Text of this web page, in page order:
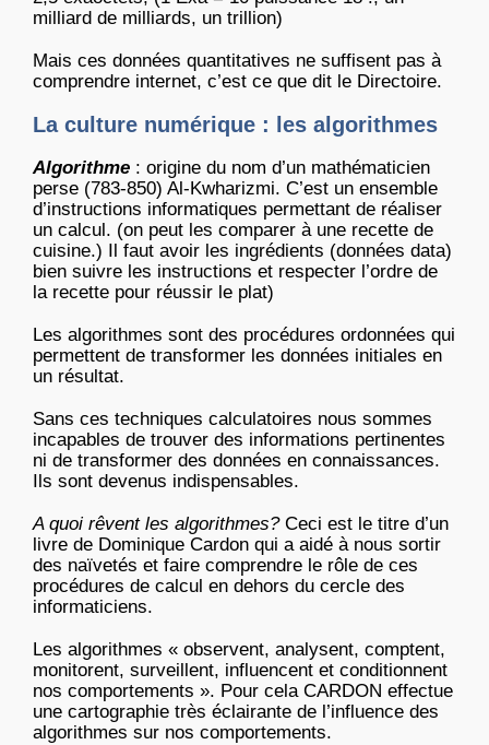
milliard de milliards, un trillion)
Mais ces données quantitatives ne suffisent pas à
comprendre internet, c’est ce que dit le Directoire.
La culture numérique : les algorithmes
Algorithme : origine du nom d’un mathématicien
perse (783-850) Al-Kwharizmi. C’est un ensemble
d’instructions informatiques permettant de réaliser
un calcul. (on peut les comparer à une recette de
cuisine.) Il faut avoir les ingrédients (données data)
bien suivre les instructions et respecter l’ordre de
la recette pour réussir le plat)
Les algorithmes sont des procédures ordonnées qui
permettent de transformer les données initiales en
un résultat.
Sans ces techniques calculatoires nous sommes
incapables de trouver des informations pertinentes
ni de transformer des données en connaissances.
Ils sont devenus indispensables.
A quoi rêvent les algorithmes?Ceci est le titre d’un
livre de Dominique Cardon qui a aidé à nous sortir
des naïvetés et faire comprendre le rôle de ces
procédures de calcul en dehors du cercle des
informaticiens.
Les algorithmes « observent, analysent, comptent,
monitorent, surveillent, influencent et conditionnent
nos comportements ». Pour cela CARDON effectue
une cartographie très éclairante de l’influence des
algorithmes sur nos comportements.